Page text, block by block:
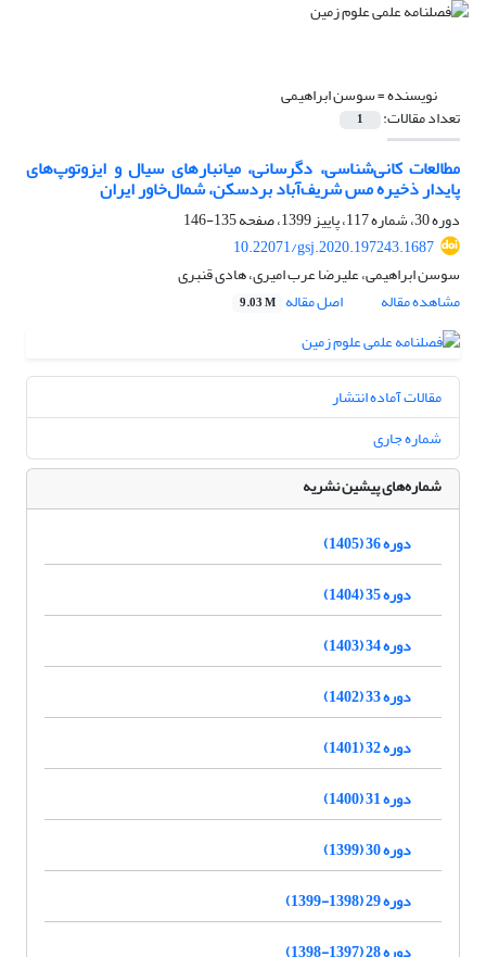
نویسنده =سوسن ابراهیمی
تعداد مقالات: 1
مطالعات کانی‌شناسی، دگرسانی، میانبارهای سیال و ایزوتوپ‌های
پایدار ذخیره مس شریف‌آباد بردسکن، شمال‌خاور ایران
دوره 30، شماره 117، پاییز 1399، صفحه
135-146
10.22071/gsj.2020.197243.1687
سوسن ابراهیمی، علیرضا عرب امیری، هادی قنبری
مشاهده مقاله
اصل مقاله 9.03 M
مقالات آماده انتشار
شماره جاری
شماره‌های پیشین نشریه
دوره 36 (1405)
دوره 35 (1404)
دوره 34 (1403)
دوره 33 (1402)
دوره 32 (1401)
دوره 31 (1400)
دوره 30 (1399)
دوره 29 (1398-1399)